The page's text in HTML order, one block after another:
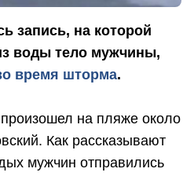
запись, на которой
воды тело мужчины,
время шторма.
на пляже около
Как рассказывают
мужчин отправились